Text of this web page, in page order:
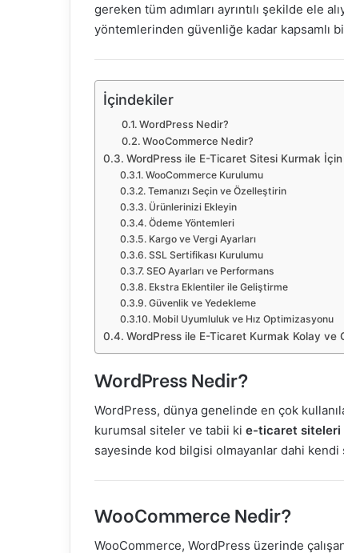
gereken tüm adımları ayrıntılı şekilde ele
yöntemlerinden güvenliğe kadar kapsamlı
İçindekiler
WordPress Nedir?
WooCommerce Nedir?
WordPress ile E-Ticaret Sitesi Kurmak
WooCommerce Kurulumu
Temanızı Seçin ve Özelleştirin
Ürünlerinizi Ekleyin
Ödeme Yöntemleri
Kargo ve Vergi Ayarları
SSL Sertifikası Kurulumu
SEO Ayarları ve Performans
Ekstra Eklentiler ile Geliştirme
Güvenlik ve Yedekleme
Mobil Uyumluluk ve Hız Optimizasyonu
WordPress ile E-Ticaret Kurmak Kolay ve
WordPress Nedir?
WordPress, dünya genelinde en çok
kurumsal siteler ve tabii ki e-ticaret siteleri
sayesinde kod bilgisi olmayanlar dahi
WooCommerce Nedir?
WooCommerce, WordPress üzerinde